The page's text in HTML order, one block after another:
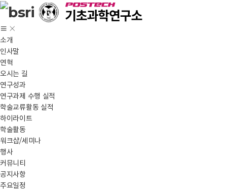
소개
인사말
연혁
오시는 길
연구성과
연구과제 수행 실적
학술교류활동 실적
하이라이트
학술활동
워크샵/세미나
행사
커뮤니티
공지사항
주요일정